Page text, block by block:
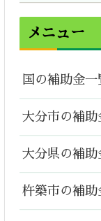
メニュー
国の補助金一
大分市の補助
大分県の補助
杵築市の補助